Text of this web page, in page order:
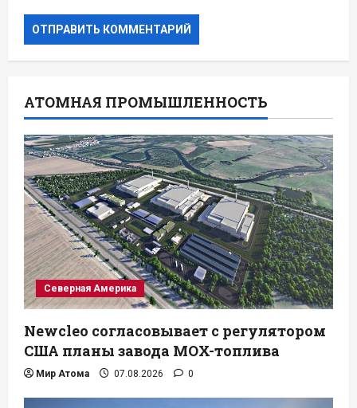
АТОМНАЯ ПРОМЫШЛЕННОСТЬ
Северная Америка
Newcleo согласовывает с регулятором
США планы завода MOX-топлива
Мир Атома 07.08.2026 0